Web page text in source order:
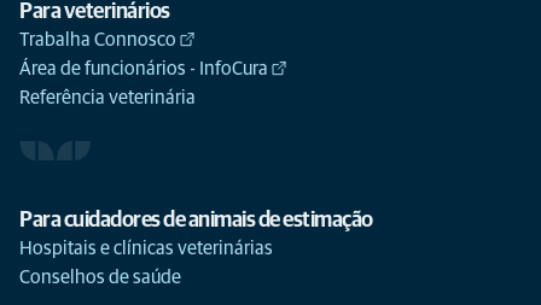
Para veterinários
Trabalha Connosco
Área de funcionários - InfoCura
Referência veterinária
Para cuidadores de animais de estimação
Hospitais e clínicas veterinárias
Conselhos de saúde